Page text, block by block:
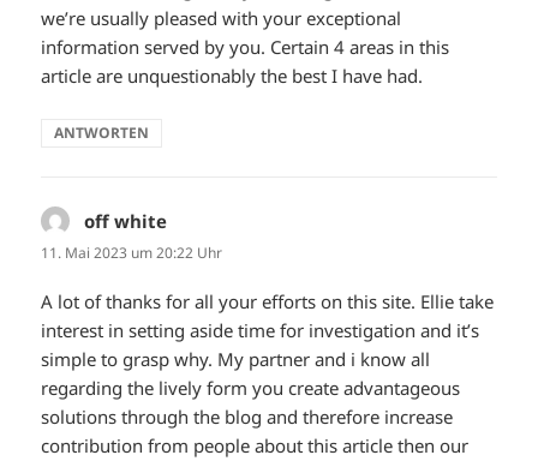
we’re usually pleased with your exceptional
information served by you. Certain 4 areas in this
article are unquestionably the best I have had.
ANTWORTEN
off white
11. Mai 2023 um 20:22 Uhr
A lot of thanks for all your efforts on this site. Ellie take
interest in setting aside time for investigation and it’s
simple to grasp why. My partner and i know all
regarding the lively form you create advantageous
solutions through the blog and therefore increase
contribution from people about this article then our